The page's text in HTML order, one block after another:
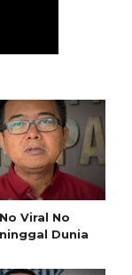
Viral No
Dunia